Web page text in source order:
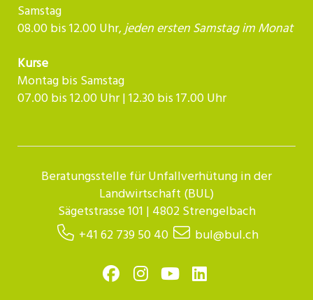
Samstag
08.00 bis 12.00 Uhr,jeden ersten Samstag im Monat
Kurse
Montag bis Samstag
07.00 bis 12.00 Uhr | 12.30 bis 17.00 Uhr​​​​​​
Beratungsstelle für Unfallverhütung in der
Landwirtschaft (BUL)
Sägetstrasse 101 | 4802 Strengelbach
+41 62 739 50 40
bul@bul.ch